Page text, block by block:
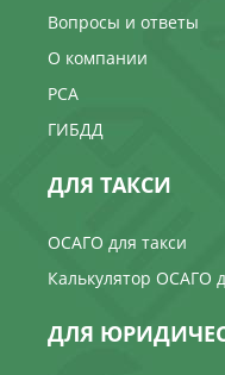
Вопросы и ответы
О компании
РСА
ГИБДД
ДЛЯ ТАКСИ
ОСАГО для такси
Калькулятор ОСАГО
ДЛЯ